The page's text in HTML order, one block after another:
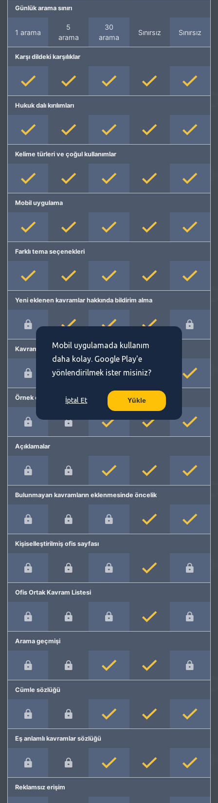
Günlük arama sınırı
1 arama
5
arama
30
arama
Sınırsız Sınırsız
Karşı dildeki karşılıklar
Hukuk dalı kırılımları
Kelime türleri ve çoğul kullanımlar
Mobil uygulama
Farklı tema seçenekleri
Yeni eklenen kavramlar hakkında bildirim alma
Kavram önerme
Örnek cümleler
Açıklamalar
Bulunmayan kavramların eklenmesinde öncelik
Kişiselleştirilmiş ofis sayfası
Ofis Ortak Kavram Listesi
Arama geçmişi
Cümle sözlüğü
Eş anlamlı kavramlar sözlüğü
Reklamsız erişim
Mobil uygulamada kullanım
daha kolay. Google Play'e
yönlendirilmek ister misiniz?
İptal Et Yükle